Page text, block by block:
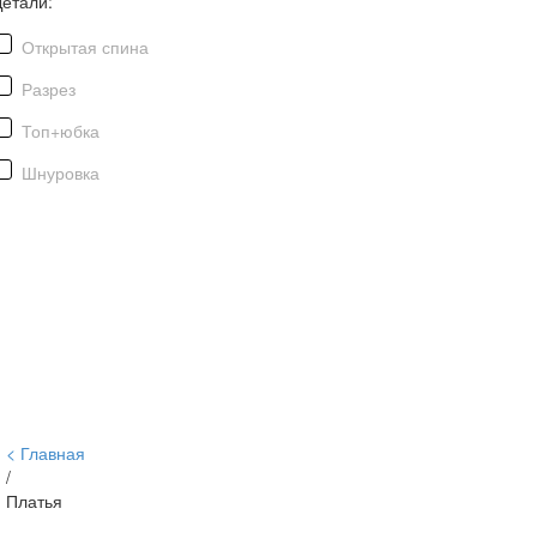
Открытая спина
Разрез
Топ+юбка
Шнуровка
Главная
/
Платья